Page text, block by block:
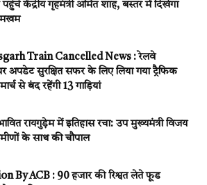
केंद्रीय गृहमंत्री अमित शाह, बस्तर में दिखेगा
Train Cancelled News : रेलवे
अपडेट सुरक्षित सफर के लिए लिया गया ट्रैफिक
से बंद रहेंगी 13 गाड़ियां
रायगुड़ेम में इतिहास रचा: उप मुख्यमंत्री विजय
के साथ की चौपाल
By ACB : 90 हजार की रिश्वत लेते फूड